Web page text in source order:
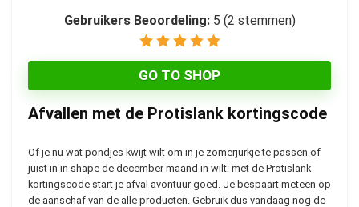
Gebruikers Beoordeling: 5 (2 stemmen)
GO TO SHOP
Afvallen met de Protislank kortingscode
Of je nu wat pondjes kwijt wilt om in je zomerjurkje te passen of
juist in in shape de december maand in wilt: met de Protislank
kortingscode start je afval avontuur goed. Je bespaart meteen op
de aanschaf van de alle producten. Gebruik dus vandaag nog de